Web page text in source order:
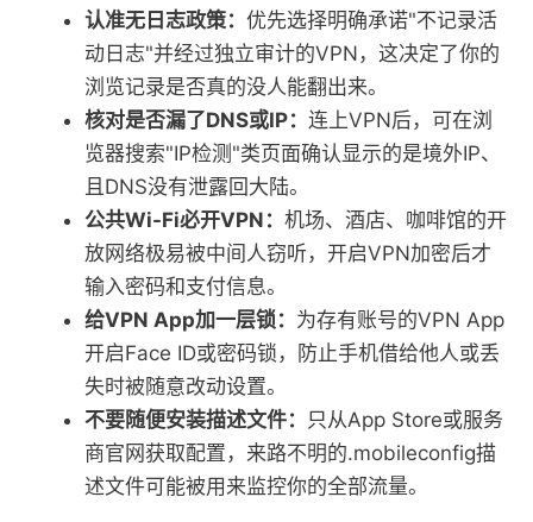
认准无日志政策： 优先选择明确承诺"不记录活
动日志"并经过独立审计的VPN，这决定了你的
浏览记录是否真的没人能翻出来。
核对是否漏了DNS或IP： 连上VPN后，可在浏
览器搜索"IP检测"类页面确认显示的是境外IP、
且DNS没有泄露回大陆。
公共Wi-Fi必开VPN： 机场、酒店、咖啡馆的开
放网络极易被中间人窃听，开启VPN加密后才
输入密码和支付信息。
给VPN App加一层锁： 为存有账号的VPN App
开启Face ID或密码锁，防止手机借给他人或丢
失时被随意改动设置。
不要随便安装描述文件： 只从App Store或服务
商官网获取配置，来路不明的.mobileconfig描
述文件可能被用来监控你的全部流量。